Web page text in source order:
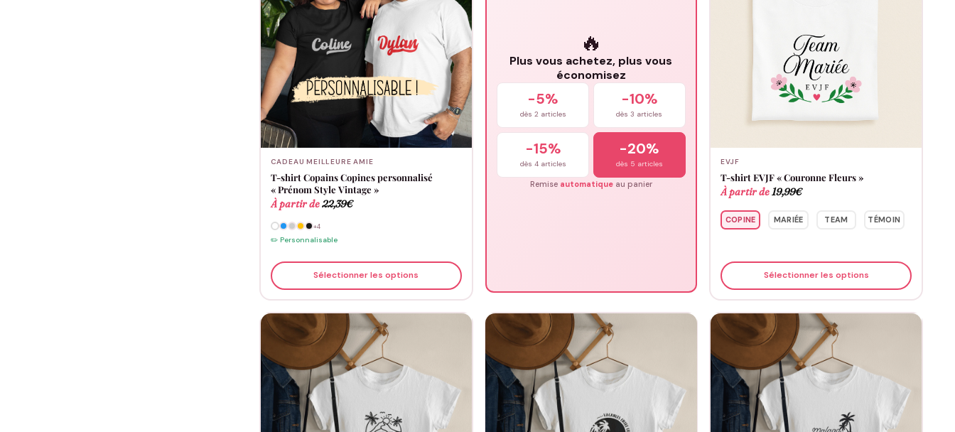
CADEAU MEILLEURE AMIE
T-shirt Copains Copines personnalisé
« Prénom Style Vintage »
À partir de22,39€
+4
✏️ Personnalisable
Sélectionner les options
🔥
Plus vous achetez, plus vous
économisez
-5%
dès 2 articles
-10%
dès 3 articles
-15%
dès 4 articles
-20%
dès 5 articles
Remise automatiqueau panier
EVJF
T-shirt EVJF « Couronne Fleurs »
À partir de19,99€
COPINE MARIÉE TEAM TÉMOIN
Sélectionner les options